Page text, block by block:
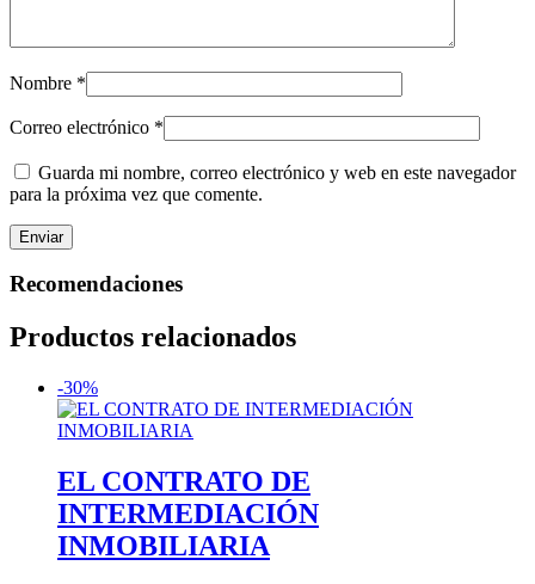
Nombre *
Correo electrónico *
Guarda mi nombre, correo electrónico y web en este navegador
para la próxima vez que comente.
Recomendaciones
Productos relacionados
-30%
EL CONTRATO DE
INTERMEDIACIÓN
INMOBILIARIA